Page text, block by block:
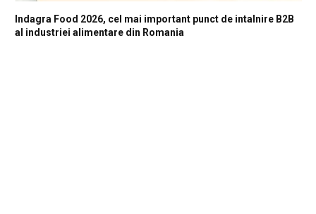
Indagra Food 2026, cel mai important punct de intalnire B2B
al industriei alimentare din Romania